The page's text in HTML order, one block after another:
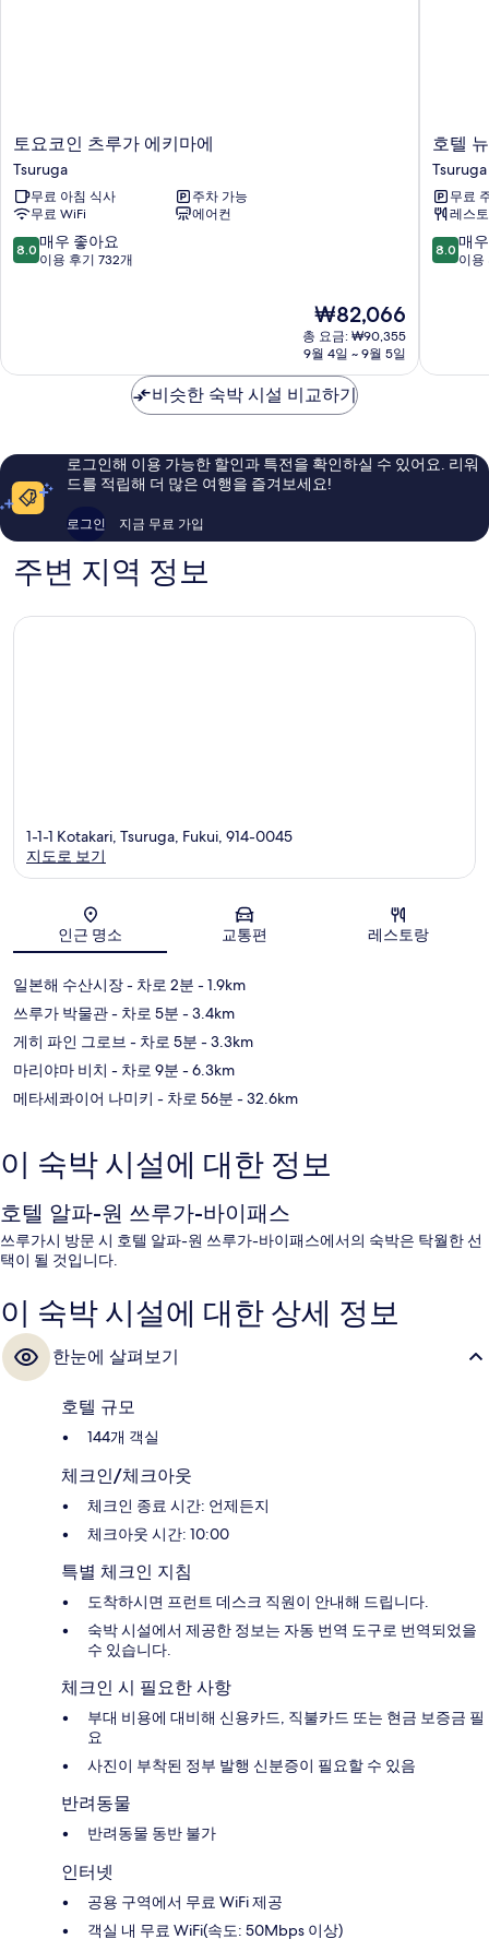
토
요
코
인
츠
루
가
토요코인 츠루가 에키마에
Tsuruga
무료 아침 식사
주차 가능
무료 WiFi
에어컨
10
점
매
요,
용
후
개
8.0 매우 좋아요
이용 후기 732개
현
재
요
₩82,066
₩82,066
총 요금: ₩90,355
9월 4일 ~ 9월 5일
호
텔
뉴
선
피
아
츠
호텔
Tsuruga
무료
레스
10
점
매
요,
이
8.0 매
이용
비슷한 숙박 시설 비교하기
로그인해 이용 가능한 할인과 특전을 확인하실 수 있어요. 리워
드를 적립해 더 많은 여행을 즐겨보세요!
로그인 지금 무료 가입
주변 지역 정보
지도
1-1-1 Kotakari, Tsuruga, Fukui, 914-0045
지도로 보기
인근 명소 교통편 레스토랑
일본해 수산시장- 차로 2분 - 1.9km
쓰루가 박물관- 차로 5분 - 3.4km
게히 파인 그로브 - 차로 5분 - 3.3km
마리야마 비치 - 차로 9분 - 6.3km
메타세콰이어 나미키 - 차로 56분 - 32.6km
이 숙박 시설에 대한 정보
호텔 알파-원 쓰루가-바이패스
쓰루가시 방문 시 호텔 알파-원 쓰루가-바이패스에서의 숙박은 탁월한 선
택이 될 것입니다.
이 숙박 시설에 대한 상세 정보
한눈에 살펴보기
호텔 규모
144개 객실
체크인/체크아웃
체크인 종료 시간: 언제든지
체크아웃 시간: 10:00
특별 체크인 지침
도착하시면 프런트 데스크 직원이 안내해 드립니다.
숙박 시설에서 제공한 정보는 자동 번역 도구로 번역되었을
수 있습니다.
체크인 시 필요한 사항
부대 비용에 대비해 신용카드, 직불카드 또는 현금 보증금 필
요
사진이 부착된 정부 발행 신분증이 필요할 수 있음
반려동물
반려동물 동반 불가
인터넷
공용 구역에서 무료 WiFi 제공
객실 내 무료 WiFi(속도: 50Mbps 이상)